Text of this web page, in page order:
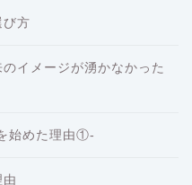
び方
イメージが湧かなかった
始めた理由①-